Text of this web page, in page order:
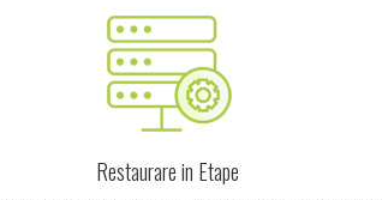
Restaurare in Etape